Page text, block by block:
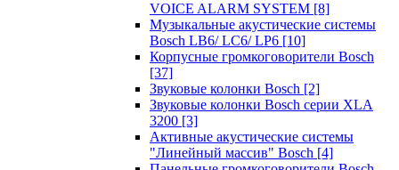
VOICE ALARM SYSTEM [8]
Музыкальные акустические системы
Bosch LB6/ LC6/ LP6 [10]
Корпусные громкоговорители Bosch
[37]
Звуковые колонки Bosch [2]
Звуковые колонки Bosch серии XLA
3200 [3]
Активные акустические системы
"Линейный массив" Bosch [4]